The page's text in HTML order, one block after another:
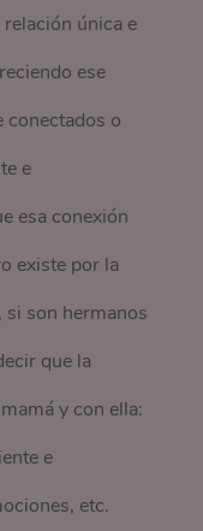
única e
ese
conectados o
e
esa conexión
existe por la
si son hermanos
que la
y con ella:
e
etc.